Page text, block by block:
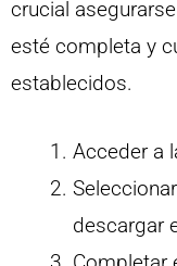
crucial
esté completa y
establecidos.
Acceder a
descargar